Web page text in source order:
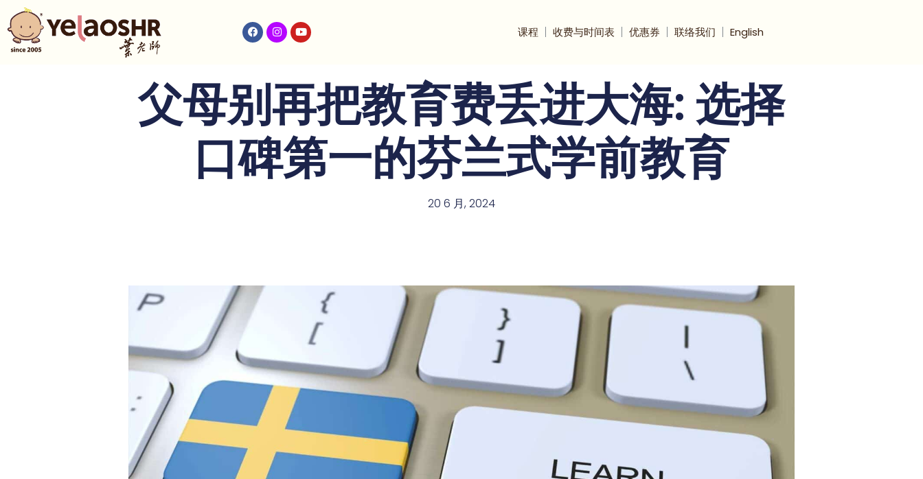
课程 收费与时间表 优惠券 联络我们 English
父母别再把教育费丢进大海: 选择
口碑第一的芬兰式学前教育
20 6 月, 2024